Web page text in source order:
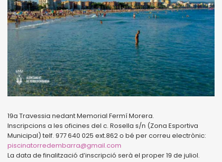
19a Travessia nedant Memorial Fermí Morera.
Inscripcions a les oficines del c. Rosella s/n (Zona Esportiva
Municipal) telf. 977 640 025 ext.862 o bé per correu electrònic:
piscinatorredembarra@gmail.com
La data de finalització d’inscripció serà el proper 19 de juliol.